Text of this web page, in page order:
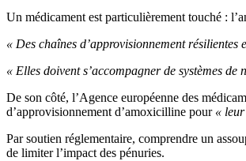
Un médicament est particulièrement touché :
« Des chaînes d’approvisionnement résilientes
« Elles doivent s’accompagner de systèmes
De son côté, l’Agence européenne des
d’approvisionnement d’amoxicilline pour «
Par soutien réglementaire, comprendre un
de limiter l’impact des pénuries.